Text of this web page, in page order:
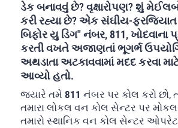
ડેક બનાવવું છે? વૃક્ષારોપણ? શું
કરી રહ્યા છે? એક સંઘીય-ફરજિયાત
બિફોર યુ ડિગ"નંબર, 811, ખોદવાના
કરતી વખતે અજાણતાં ભૂગર્ભ
અથડાતા અટકાવવામાં મદદ કરવા
આવ્યો હતો.
જ્યારે તમે 811 નંબર પર કોલ કરો છો,
તમારા લોકલ વન કોલ સેન્ટર પર
તમારો સ્થાનિક વન કોલ સેન્ટર